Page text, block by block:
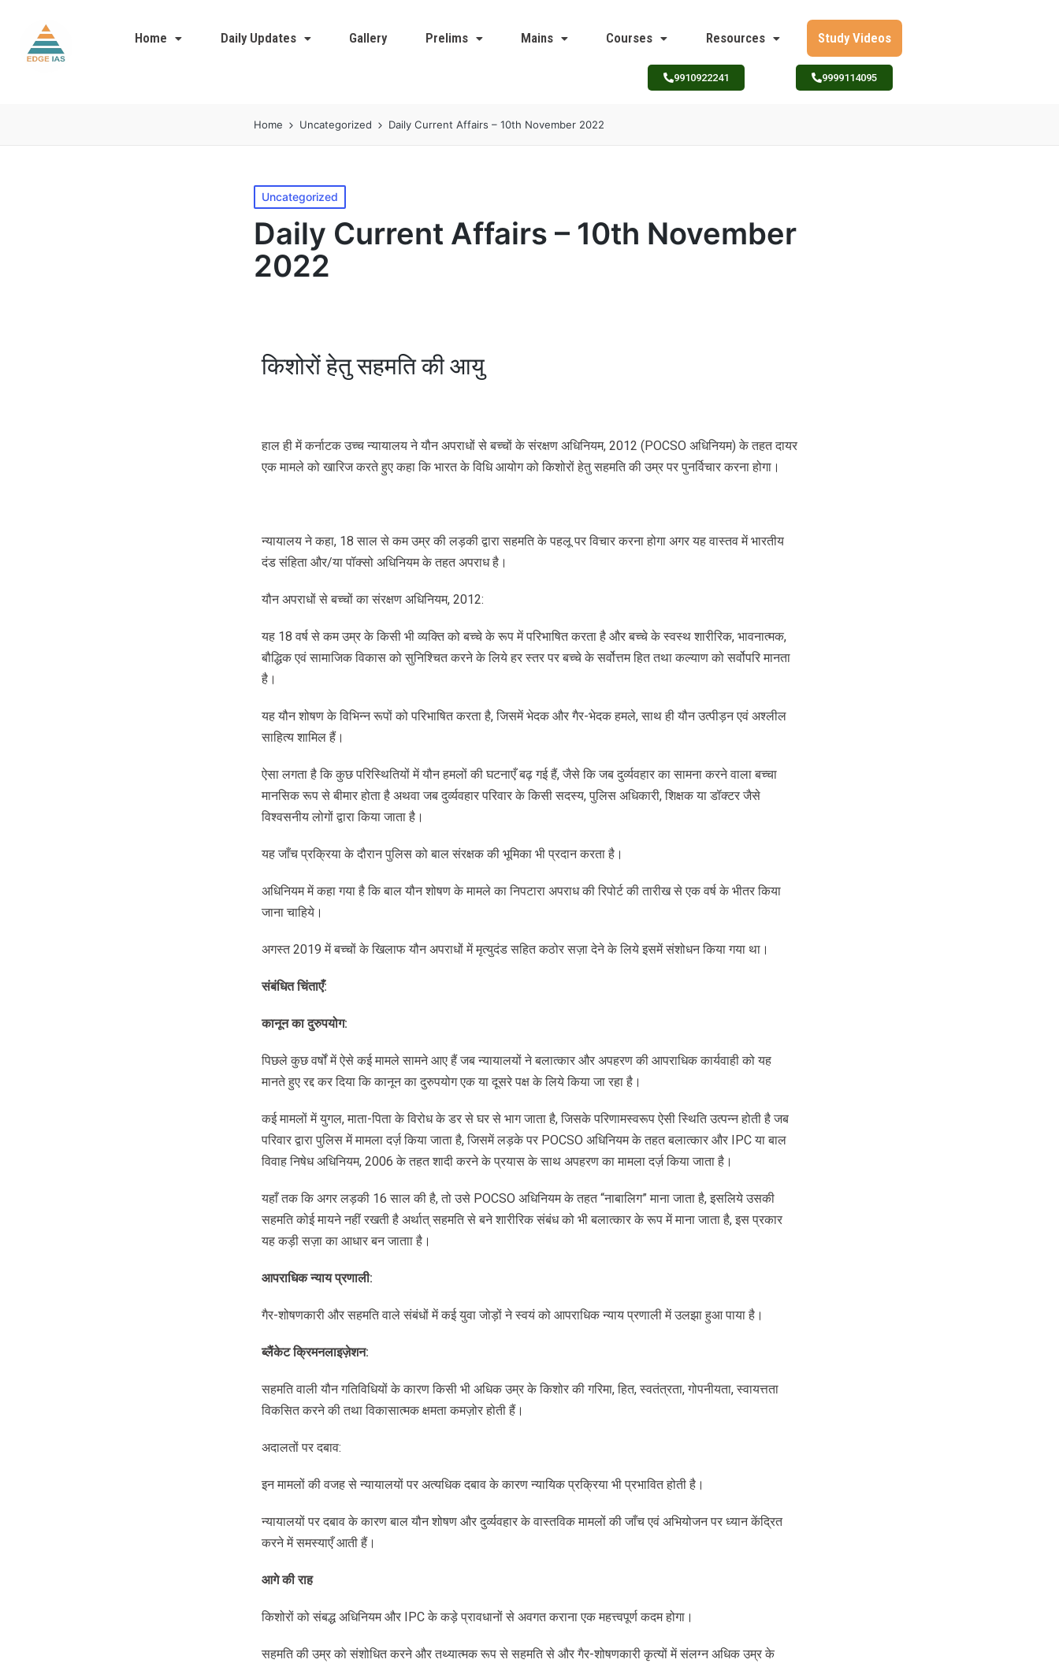
Home Daily Updates Gallery Prelims Mains Courses Resources Study Videos
9910922241 9999114095
Home Uncategorized Daily Current Affairs – 10th November 2022
Uncategorized
Daily Current Affairs – 10th November
2022
किशोरों हेतु सहमति की आयु
हाल ही में कर्नाटक उच्च न्यायालय ने यौन अपराधों से बच्चों के संरक्षण अधिनियम, 2012 (POCSO अधिनियम) के तहत दायर
एक मामले को खारिज करते हुए कहा कि भारत के विधि आयोग को किशोरों हेतु सहमति की उम्र पर पुनर्विचार करना होगा।
न्यायालय ने कहा, 18 साल से कम उम्र की लड़की द्वारा सहमति के पहलू पर विचार करना होगा अगर यह वास्तव में भारतीय
दंड संहिता और/या पॉक्सो अधिनियम के तहत अपराध है।
यौन अपराधों से बच्चों का संरक्षण अधिनियम, 2012:
यह 18 वर्ष से कम उम्र के किसी भी व्यक्ति को बच्चे के रूप में परिभाषित करता है और बच्चे के स्वस्थ शारीरिक, भावनात्मक,
बौद्धिक एवं सामाजिक विकास को सुनिश्चित करने के लिये हर स्तर पर बच्चे के सर्वोत्तम हित तथा कल्याण को सर्वोपरि मानता
है।
यह यौन शोषण के विभिन्न रूपों को परिभाषित करता है, जिसमें भेदक और गैर-भेदक हमले, साथ ही यौन उत्पीड़न एवं अश्लील
साहित्य शामिल हैं।
ऐसा लगता है कि कुछ परिस्थितियों में यौन हमलों की घटनाएँ बढ़ गई हैं, जैसे कि जब दुर्व्यवहार का सामना करने वाला बच्चा
मानसिक रूप से बीमार होता है अथवा जब दुर्व्यवहार परिवार के किसी सदस्य, पुलिस अधिकारी, शिक्षक या डॉक्टर जैसे
विश्वसनीय लोगों द्वारा किया जाता है।
यह जाँच प्रक्रिया के दौरान पुलिस को बाल संरक्षक की भूमिका भी प्रदान करता है।
अधिनियम में कहा गया है कि बाल यौन शोषण के मामले का निपटारा अपराध की रिपोर्ट की तारीख से एक वर्ष के भीतर किया
जाना चाहिये।
अगस्त 2019 में बच्चों के खिलाफ यौन अपराधों में मृत्युदंड सहित कठोर सज़ा देने के लिये इसमें संशोधन किया गया था।
संबंधित चिंताएँ:
कानून का दुरुपयोग:
पिछले कुछ वर्षों में ऐसे कई मामले सामने आए हैं जब न्यायालयों ने बलात्कार और अपहरण की आपराधिक कार्यवाही को यह
मानते हुए रद्द कर दिया कि कानून का दुरुपयोग एक या दूसरे पक्ष के लिये किया जा रहा है।
कई मामलों में युगल, माता-पिता के विरोध के डर से घर से भाग जाता है, जिसके परिणामस्वरूप ऐसी स्थिति उत्पन्न होती है जब
परिवार द्वारा पुलिस में मामला दर्ज़ किया जाता है, जिसमें लड़के पर POCSO अधिनियम के तहत बलात्कार और IPC या बाल
विवाह निषेध अधिनियम, 2006 के तहत शादी करने के प्रयास के साथ अपहरण का मामला दर्ज़ किया जाता है।
यहाँ तक कि अगर लड़की 16 साल की है, तो उसे POCSO अधिनियम के तहत “नाबालिग” माना जाता है, इसलिये उसकी
सहमति कोई मायने नहीं रखती है अर्थात् सहमति से बने शारीरिक संबंध को भी बलात्कार के रूप में माना जाता है, इस प्रकार
यह कड़ी सज़ा का आधार बन जाताा है।
आपराधिक न्याय प्रणाली:
गैर-शोषणकारी और सहमति वाले संबंधों में कई युवा जोड़ों ने स्वयं को आपराधिक न्याय प्रणाली में उलझा हुआ पाया है।
ब्लैंकेट क्रिमनलाइज़ेशन:
सहमति वाली यौन गतिविधियों के कारण किसी भी अधिक उम्र के किशोर की गरिमा, हित, स्वतंत्रता, गोपनीयता, स्वायत्तता
विकसित करने की तथा विकासात्मक क्षमता कमज़ोर होती हैं।
अदालतों पर दबाव:
इन मामलों की वजह से न्यायालयों पर अत्यधिक दबाव के कारण न्यायिक प्रक्रिया भी प्रभावित होती है।
न्यायालयों पर दबाव के कारण बाल यौन शोषण और दुर्व्यवहार के वास्तविक मामलों की जाँच एवं अभियोजन पर ध्यान केंद्रित
करने में समस्याएँ आती हैं।
आगे की राह
किशोरों को संबद्ध अधिनियम और IPC के कड़े प्रावधानों से अवगत कराना एक महत्त्वपूर्ण कदम होगा।
सहमति की उम्र को संशोधित करने और तथ्यात्मक रूप से सहमति से और गैर-शोषणकारी कृत्यों में संलग्न अधिक उम्र के